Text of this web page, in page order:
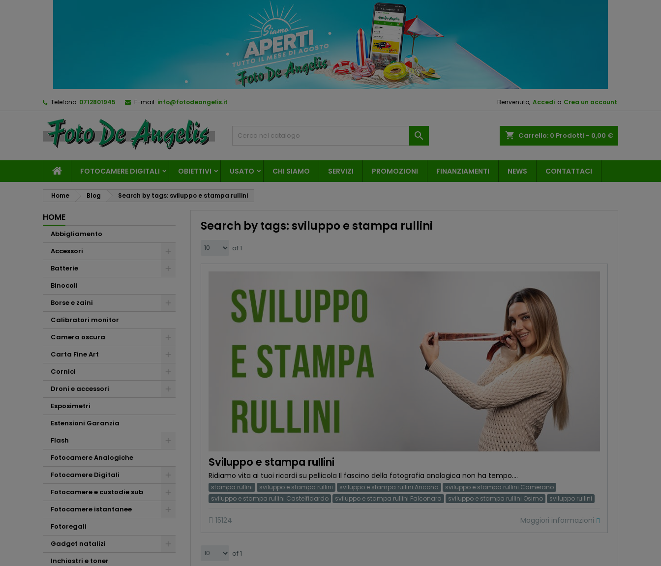
Telefono: 0712801945 E-mail: info@fotodeangelis.it Benvenuto, Accedi o Crea un account
shopping_cart Carrello: 0 Prodotti - 0,00 €

FOTOCAMERE DIGITALI OBIETTIVI USATO CHI SIAMO SERVIZI PROMOZIONI FINANZIAMENTI NEWS CONTATTACI
Home Blog Search by tags: sviluppo e stampa rullini
HOME
Abbigliamento
Accessori
Batterie
Binocoli
Borse e zaini
Calibratori monitor
Camera oscura
Carta Fine Art
Cornici
Droni e accessori
Esposimetri
Estensioni Garanzia
Flash
Fotocamere Analogiche
Fotocamere Digitali
Fotocamere e custodie sub
Fotocamere istantanee
Fotoregali
Gadget natalizi
Inchiostri e toner
Search by tags: sviluppo e stampa rullini
of 1
Sviluppo e stampa rullini
Ridiamo vita ai tuoi ricordi su pellicola Il fascino della fotografia analogica non ha tempo....
stampa rullini sviluppo e stampa rullini sviluppo e stampa rullini Ancona
sviluppo e stampa rullini Camerano
sviluppo e stampa rullini Castelfidardo
sviluppo e stampa rullini Falconara sviluppo e stampa rullini Osimo sviluppo rullini
15124 Maggiori informazioni
of 1